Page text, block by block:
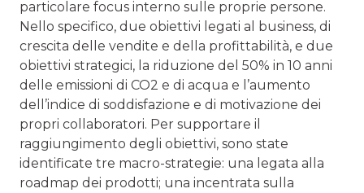
particolare focus interno sulle proprie persone.
Nello specifico, due obiettivi legati al business, di
crescita delle vendite e della profittabi­lità, e due
obiettivi strategici, la riduzione del 50% in 10 anni
delle emissioni di CO2 e di acqua e l’aumento
dell’indice di soddisfazione e di motivazione dei
propri collaboratori. Per supportare il
raggiungimento degli obiettivi, sono state
identificate tre macro-strategie: una legata alla
roadmap dei prodotti; una incentrata sulla